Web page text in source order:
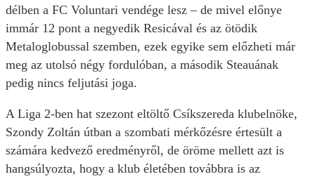
délben a FC Voluntari vendége lesz – de mivel előnye
immár 12 pont a negyedik Resicával és az ötödik
Metaloglobussal szemben, ezek egyike sem előzheti már
meg az utolsó négy fordulóban, a második Steauának
pedig nincs feljutási joga.
A Liga 2-ben hat szezont eltöltő Csíkszereda klubelnöke,
Szondy Zoltán útban a szombati mérkőzésre értesült a
számára kedvező eredményről, de öröme mellett azt is
hangsúlyozta, hogy a klub életében továbbra is az